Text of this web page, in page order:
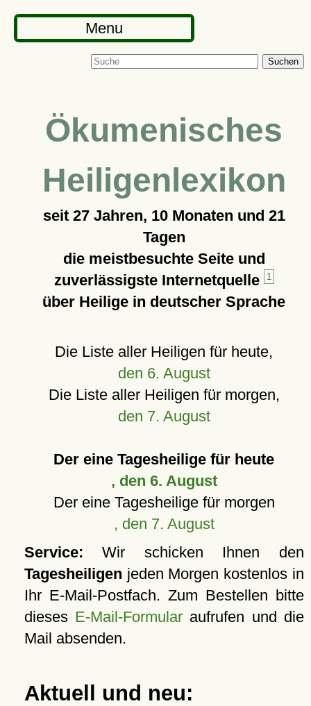
Menu
Suchen
Ökumenisches
Heiligenlexikon
seit 27 Jahren, 10 Monaten und 21
Tagen
die meistbesuchte Seite und
zuverlässigste Internetquelle
1
über Heilige in deutscher Sprache
Die Liste aller Heiligen für heute,
den 6. August
Die Liste aller Heiligen für morgen,
den 7. August
Der eine Tagesheilige für heute
, den 6. August
Der eine Tagesheilige für morgen
, den 7. August
Service: Wir schicken Ihnen den
Tagesheiligen jeden Morgen kostenlos in
Ihr E-Mail-Postfach. Zum Bestellen bitte
dieses E-Mail-Formular aufrufen und die
Mail absenden.
Aktuell und neu: